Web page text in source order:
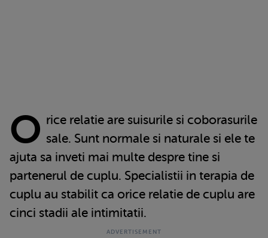
O rice relatie are suisurile si coborasurile
sale. Sunt normale si naturale si ele te
ajuta sa inveti mai multe despre tine si
partenerul de cuplu. Specialistii in terapia de
cuplu au stabilit ca orice relatie de cuplu are
cinci stadii ale intimitatii.